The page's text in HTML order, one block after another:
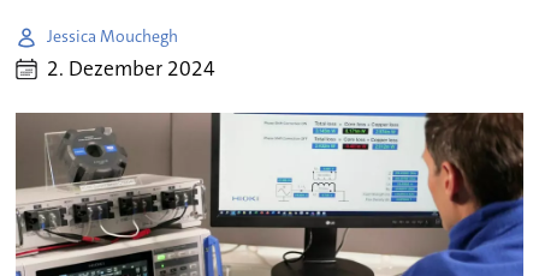
Jessica Mouchegh
2. Dezember 2024